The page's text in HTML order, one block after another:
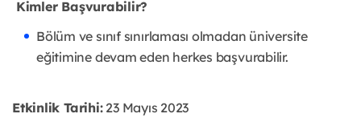
Kimler Başvurabilir?
Bölüm ve sınıf sınırlaması olmadan üniversite
eğitimine devam eden herkes başvurabilir.
Etkinlik Tarihi:23 Mayıs 2023